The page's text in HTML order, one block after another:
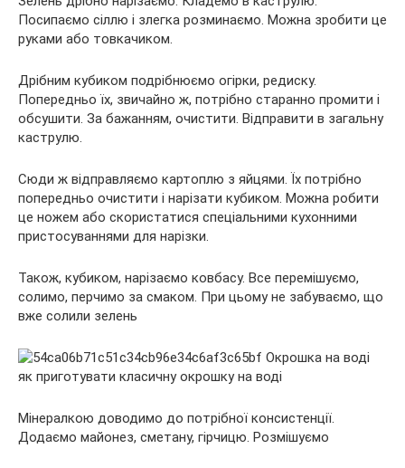
Посипаємо сіллю і злегка розминаємо. Можна зробити це
руками або товкачиком.
Дрібним кубиком подрібнюємо огірки, редиску.
Попередньо їх, звичайно ж, потрібно старанно промити і
обсушити. За бажанням, очистити. Відправити в загальну
каструлю.
Сюди ж відправляємо картоплю з яйцями. Їх потрібно
попередньо очистити і нарізати кубиком. Можна робити
це ножем або скористатися спеціальними кухонними
пристосуваннями для нарізки.
Також, кубиком, нарізаємо ковбасу. Все перемішуємо,
солимо, перчимо за смаком. При цьому не забуваємо, що
вже солили зелень
Мінералкою доводимо до потрібної консистенції.
Додаємо майонез, сметану, гірчицю. Розмішуємо